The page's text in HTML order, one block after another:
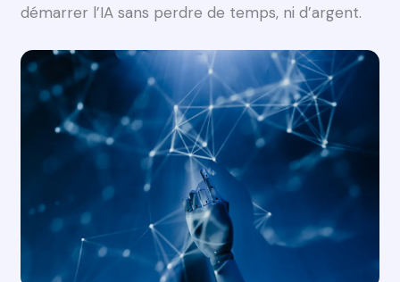
démarrer l’IA sans perdre de temps, ni d’argent.